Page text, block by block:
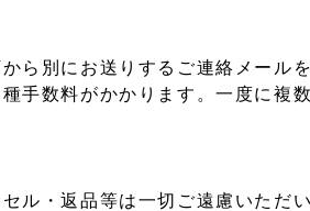
ら別にお送りするご連絡メール
手数料がかかります。一度に複
ル・返品等は一切ご遠慮いただ